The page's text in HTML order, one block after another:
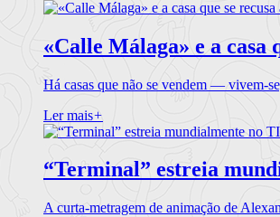
«Calle Málaga» e a casa
Há casas que não se vendem — vivem-
Ler mais+
“Terminal” estreia
A curta-metragem de animação de